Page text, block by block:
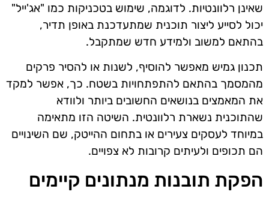
שאינן רלוונטיות. לדוגמה, שימוש בטכניקות כמו "אג'ייל"
יכול לסייע ליצור תוכנית שמתעדכנת באופן תדיר,
בהתאם למשוב ולמידע חדש שמתקבל.
תכנון גמיש מאפשר להוסיף, לשנות או להסיר פרקים
מהמסמך בהתאם להתפתחויות בשטח. כך, אפשר למקד
את המאמצים בנושאים החשובים ביותר ולוודא
שהתוכנית נשארת רלוונטית. השיטה הזו מתאימה
במיוחד לעסקים צעירים או בתחום ההייטק, שם השינויים
הם תכופים ולעיתים קרובות לא צפויים.
הפקת תובנות מנתונים קיימים